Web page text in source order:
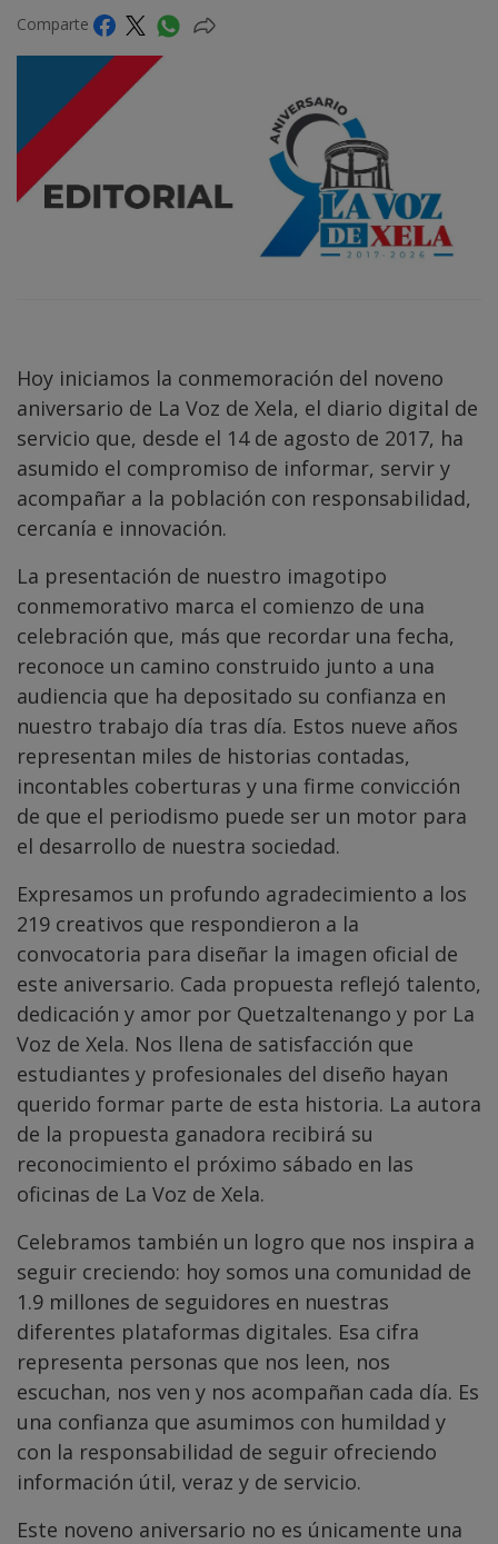
Comparte
Hoy iniciamos la conmemoración del noveno
aniversario de La Voz de Xela, el diario digital de
servicio que, desde el 14 de agosto de 2017, ha
asumido el compromiso de informar, servir y
acompañar a la población con responsabilidad,
cercanía e innovación.
La presentación de nuestro imagotipo
conmemorativo marca el comienzo de una
celebración que, más que recordar una fecha,
reconoce un camino construido junto a una
audiencia que ha depositado su confianza en
nuestro trabajo día tras día. Estos nueve años
representan miles de historias contadas,
incontables coberturas y una firme convicción
de que el periodismo puede ser un motor para
el desarrollo de nuestra sociedad.
Expresamos un profundo agradecimiento a los
219 creativos que respondieron a la
convocatoria para diseñar la imagen oficial de
este aniversario. Cada propuesta reflejó talento,
dedicación y amor por Quetzaltenango y por La
Voz de Xela. Nos llena de satisfacción que
estudiantes y profesionales del diseño hayan
querido formar parte de esta historia. La autora
de la propuesta ganadora recibirá su
reconocimiento el próximo sábado en las
oficinas de La Voz de Xela.
Celebramos también un logro que nos inspira a
seguir creciendo: hoy somos una comunidad de
1.9 millones de seguidores en nuestras
diferentes plataformas digitales. Esa cifra
representa personas que nos leen, nos
escuchan, nos ven y nos acompañan cada día. Es
una confianza que asumimos con humildad y
con la responsabilidad de seguir ofreciendo
información útil, veraz y de servicio.
Este noveno aniversario no es únicamente una